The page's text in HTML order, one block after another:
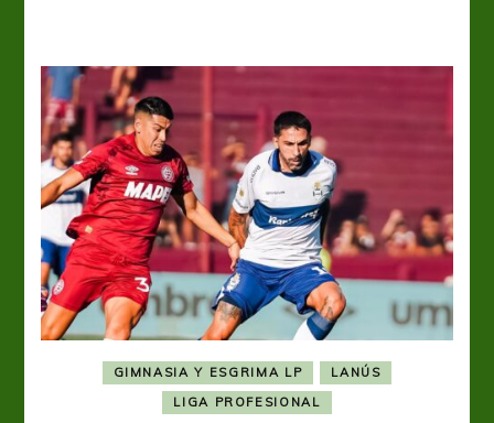
GIMNASIA Y ESGRIMA LP
LANÚS
LIGA PROFESIONAL